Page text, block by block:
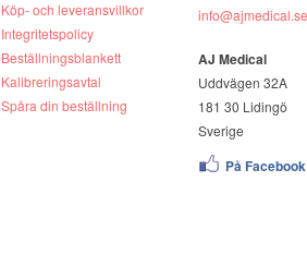
Köp- och leveransvillkor
Integritetspolicy
Beställningsblankett
Kalibreringsavtal
Spåra din beställning
info@ajmedical.se
AJ Medical
Uddvägen 32A
181 30 Lidingö
Sverige
På Facebook